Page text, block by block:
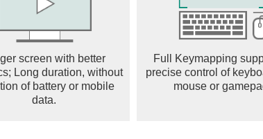
screen with better
Long duration, without
of battery or mobile
data.
Full Keymapping
precise control of
mouse or